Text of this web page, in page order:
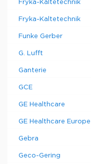
Fryka-Kältetechnik
Fryka-Kaltetechnik
Funke Gerber
G. Lufft
Ganterie
GCE
GE Healthcare
GE Healthcare
Gebra
Geco-Gering